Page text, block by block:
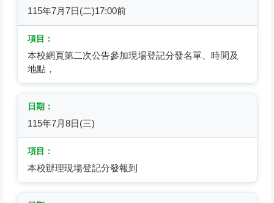
115年7月7日(二)17:00前
本校網頁第二次公告參加現場登記分發名單、時間及
地點，
115年7月8日(三)
本校辦理現場登記分發報到